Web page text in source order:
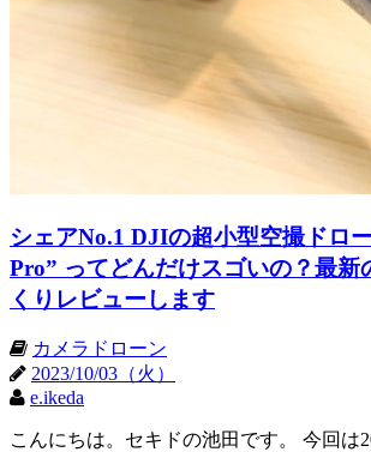
シェアNo.1 DJIの超小型空撮ドロ
Pro” ってどんだけスゴいの？最新
くりレビューします
カメラドローン
2023/10/03（火）
e.ikeda
こんにちは。セキドの池田です。 今回は